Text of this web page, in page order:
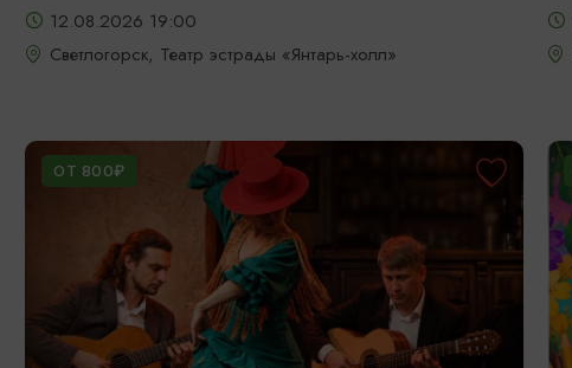
12.08.2026 19:00
Светлогорск, Театр эстрады «Янтарь-холл»
ОТ 800₽